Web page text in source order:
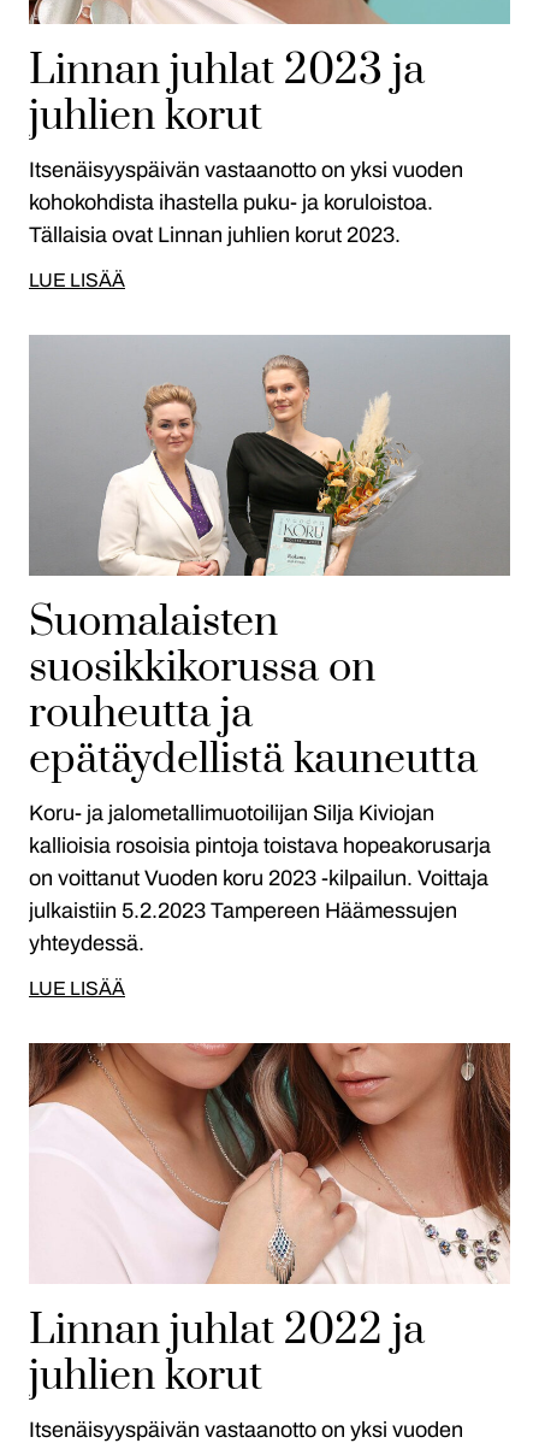
Linnan juhlat 2023 ja
juhlien korut
Itsenäisyyspäivän vastaanotto on yksi vuoden
kohokohdista ihastella puku- ja koruloistoa.
Tällaisia ovat Linnan juhlien korut 2023.
LUE LISÄÄ
Suomalaisten
suosikkikorussa on
rouheutta ja
epätäydellistä kauneutta
Koru- ja jalometallimuotoilijan Silja Kiviojan
kallioisia rosoisia pintoja toistava hopeakorusarja
on voittanut Vuoden koru 2023 -kilpailun. Voittaja
julkaistiin 5.2.2023 Tampereen Häämessujen
yhteydessä.
LUE LISÄÄ
Linnan juhlat 2022 ja
juhlien korut
Itsenäisyyspäivän vastaanotto on yksi vuoden